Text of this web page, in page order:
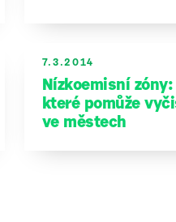
7.3.2014
Nízkoemisní
které pomůže
ve městech